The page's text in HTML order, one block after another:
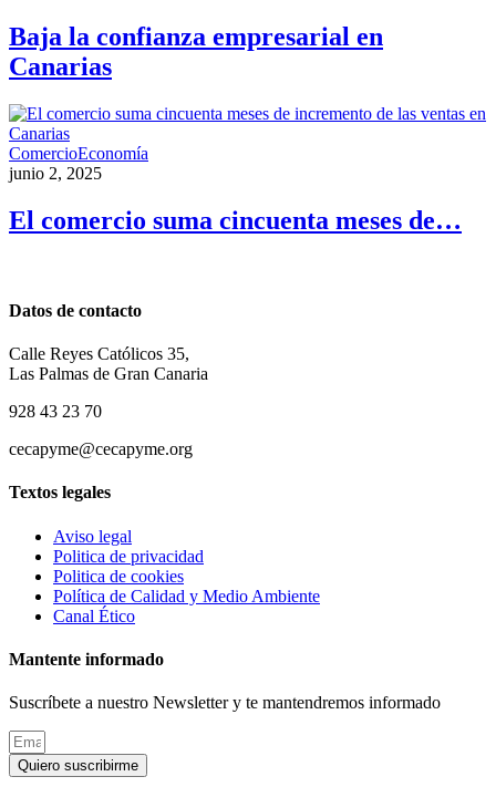
Baja la confianza empresarial en
Canarias
ComercioEconomía
junio 2, 2025
El comercio suma cincuenta meses de…
Datos de contacto
Calle Reyes Católicos 35,
Las Palmas de Gran Canaria
928 43 23 70
cecapyme@cecapyme.org
Textos legales
Aviso legal
Politica de privacidad
Politica de cookies
Política de Calidad y Medio Ambiente
Canal Ético
Mantente informado
Suscríbete a nuestro Newsletter y te mantendremos informado
Quiero suscribirme